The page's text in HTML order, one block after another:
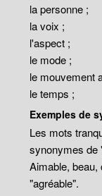
la personne ;
la voix ;
l'aspect ;
le mode ;
le mouvement
le temps ;
Exemples de
Les mots
synonymes de
Aimable,
"agréable".